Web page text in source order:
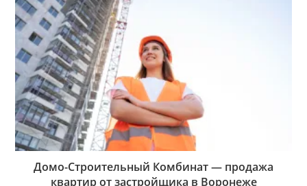
Домо-Строительный Комбинат — продажа
квартир от застройщика в Воронеже